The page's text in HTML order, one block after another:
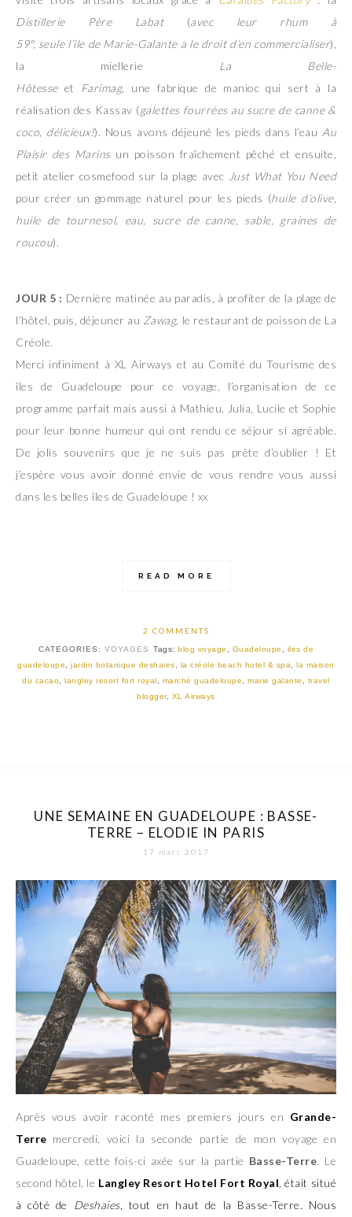
Distillerie Père Labat(avec leur rhum à
59°, seule l’île de Marie-Galante a le droit d’en commercialiser),
la miellerie La Belle-
Hôtesse et Farimag, une fabrique de manioc qui sert à la
réalisation des Kassav (galettes fourrées au sucre de canne &
coco, délicieux!). Nous avons déjeuné les pieds dans l’eauAu
Plaisir des Marinsun poisson fraîchement pêché et ensuite,
petit atelier cosmefood sur la plage avec Just What You Need
pour créer un gommage naturel pour les pieds (huile d’olive,
huile de tournesol, eau, sucre de canne, sable, graines de
roucou).
JOUR 5 : Dernière matinée au paradis, à profiter de la plage de
l’hôtel, puis, déjeuner au Zawag, le restaurant de poisson de La
Créole.
Merci infiniment à XL Airways et au Comité du Tourisme des
îles de Guadeloupe pour ce voyage, l’organisation de ce
programme parfait mais aussi à Mathieu, Julia, Lucile et Sophie
pour leur bonne humeur qui ont rendu ce séjour si agréable.
De jolis souvenirs que je ne suis pas prête d’oublier ! Et
j’espère vous avoir donné envie de vous rendre vous aussi
dans les belles îles de Guadeloupe ! xx
READ MORE
2 COMMENTS
CATEGORIES: VOYAGES Tags: blog voyage , Guadeloupe , iles de
guadeloupe,jardin botanique deshaies, la créole beach hotel & spa,
la maison
du cacao, langley resort fort royal , marché guadeloupe,marie galante , travel
blogger, XL Airways
UNE SEMAINE EN GUADELOUPE : BASSE-
TERRE – ELODIE IN PARIS
17 mars 2017
Après vous avoir raconté mes premiers jours en Grande-
Terre mercredi, voici la seconde partie de mon voyage en
Guadeloupe, cette fois-ci axée sur la partie Basse-Terre. Le
second hôtel, le Langley Resort Hotel Fort Royal, était situé
à côté de Deshaies, tout en haut de la Basse-Terre. Nous